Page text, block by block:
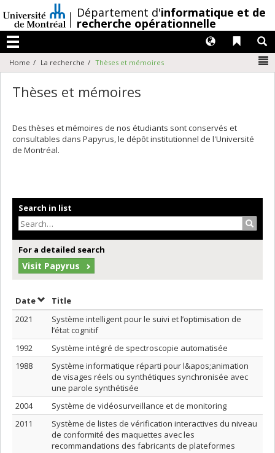
au
contenu
/Département d'informatique et de
recherche opérationnelle
Menu
Liens
Langues
Home La recherche Thèses et mémoires
Thèses et mémoires
Des thèses et mémoires de nos étudiants sont conservés et
consultables dans Papyrus, le dépôt institutionnel de l'Université
de Montréal.
Search in list
For a detailed search
Visit Papyrus
DateSort by date in descending order
Title
2021
Système intelligent pour le suivi et l’optimisation de
l’état cognitif
1992
Système intégré de spectroscopie automatisée
1988
Système informatique réparti pour l&apos;animation
de visages réels ou synthétiques synchronisée avec
une parole synthétisée
2004
Système de vidéosurveillance et de monitoring
2011
Système de listes de vérification interactives du niveau
de conformité des maquettes avec les
recommandations des fabricants de plateformes